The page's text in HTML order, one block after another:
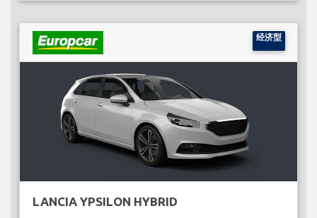
经济型
LANCIA YPSILON HYBRID